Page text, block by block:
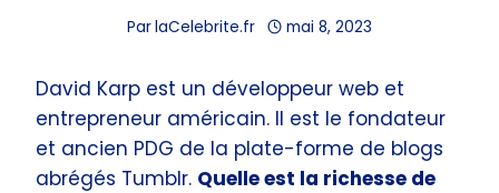
ParlaCelebrite.fr mai 8, 2023
David Karp est un développeur web et
entrepreneur américain. Il est le fondateur
et ancien PDG de la plate-forme de blogs
abrégés Tumblr. Quelle est la richesse de